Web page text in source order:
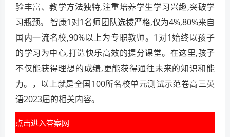
验丰富、教学方法独特,注重培养学生学习兴趣,突破学
习瓶颈。 智康1对1名师团队选拔严格,仅为4%,80%来自
国内一流名校,90%以上为专职教师。1对1始终以孩子
的学习为中心,打造快乐高效的提分课堂。在这里,孩子
不仅能获得理想的成绩,更能获得通往未来的知识和能
力。，以上就是全国100所名校单元测试示范卷高三英
语2023届的相关内容。
点击进入答案网